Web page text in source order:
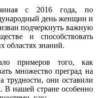
с 2016 года, по
день женщин и
подчеркнуть важную
и способствовать
областях знаний.
примеров того, как
множество преград на
они оставили
В нашей стране особенно